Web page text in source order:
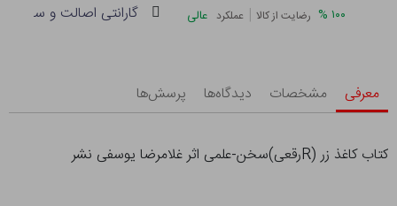
۱۰۰ % رضایت از کالا | عملکرد عالی گارانتی اصالت و سلامت
معرفی مشخصات دیدگاه‌ها پرسش‌ها
کتاب کاغذ زر (Rرقعی)سخن-علمی اثر غلامرضا یوسفی نشر